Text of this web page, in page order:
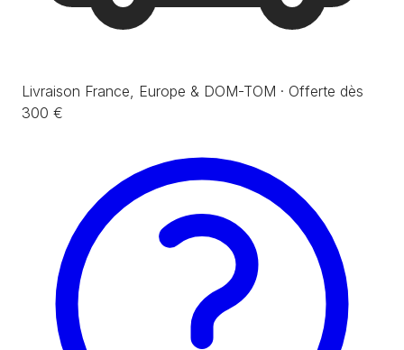
Livraison France, Europe & DOM-TOM · Offerte dès
300 €